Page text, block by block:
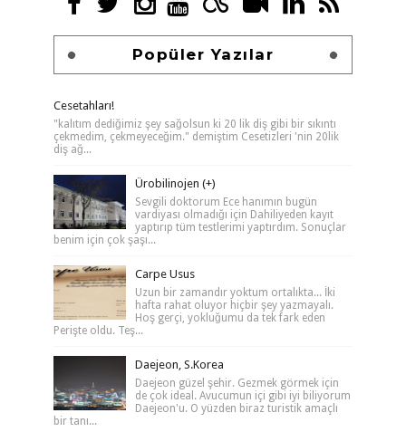
Popüler Yazılar
Cesetahları!
"kalıtım dediğimiz şey sağolsun ki 20 lik diş gibi bir sıkıntı
çekmedim, çekmeyeceğim." demiştim Cesetizleri 'nin 20lik
diş ağ...
Ürobilinojen (+)
Sevgili doktorum Ece hanımın bugün
vardiyası olmadığı için Dahiliyeden kayıt
yaptırıp tüm testlerimi yaptırdım. Sonuçlar
benim için çok şaşı...
Carpe Usus
Uzun bir zamandır yoktum ortalıkta... İki
hafta rahat oluyor hiçbir şey yazmayalı.
Hoş gerçi, yokluğumu da tek fark eden
Perişte oldu. Teş...
Daejeon, S.Korea
Daejeon güzel şehir. Gezmek görmek için
de çok ideal. Avucumun içi gibi iyi biliyorum
Daejeon'u. O yüzden biraz turistik amaçlı
bir tanı...